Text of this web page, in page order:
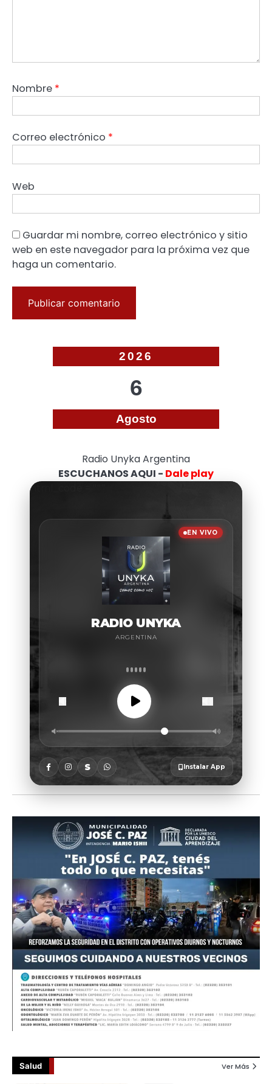
Nombre *
Correo electrónico *
Web
Guardar mi nombre, correo electrónico y sitio
web en este navegador para la próxima vez que
haga un comentario.
2026
6
Agosto
Radio Unyka Argentina
ESCUCHANOS AQUI - Dale play
Salud Ver Más